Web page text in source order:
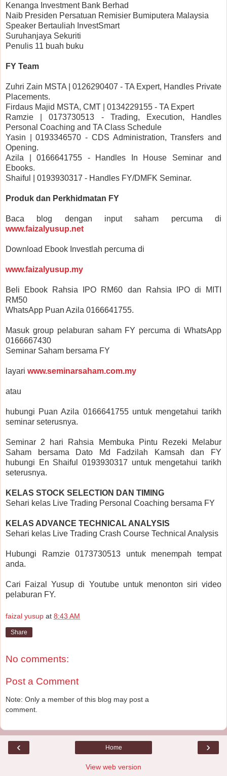
Kenanga Investment Bank Berhad
Naib Presiden Persatuan Remisier Bumiputera Malaysia
Speaker Bertauliah InvestSmart
Suruhanjaya Sekuriti
Penulis 11 buah buku
FY Team
Zuhri Zain MSTA | 0126290407 - TA Expert, Handles Private
Placements.
Firdaus Majid MSTA, CMT | 0134229155 - TA Expert
Ramzie | 0173730513 - Trading, Execution, Handles
Personal Coaching and TA Class Schedule
Yasin | 0193346570 - CDS Administration, Transfers and
Opening.
Azila | 0166641755 - Handles In House Seminar and
Ebooks.
Shaiful | 0193930317 - Handles FY/DMFK Seminar.
Produk dan Perkhidmatan FY
Baca blog dengan input saham percuma di
www.faizalyusup.net
Download Ebook Investlah percuma di
www.faizalyusup.my
Beli Ebook Rahsia IPO RM60 dan Rahsia IPO di MITI
RM50
WhatsApp Puan Azila 0166641755.
Masuk group pelaburan saham FY percuma di WhatsApp
0166667430
Seminar Saham bersama FY
layari www.seminarsaham.com.my
atau
hubungi Puan Azila 0166641755 untuk mengetahui tarikh
seminar seterusnya.
Seminar 2 hari Rahsia Membuka Pintu Rezeki Melabur
Saham bersama Dato Md Fadzilah Kamsah dan FY
hubungi En Shaiful 0193930317 untuk mengetahui tarikh
seterusnya.
KELAS STOCK SELECTION DAN TIMING
Sehari kelas Live Trading Personal Coaching bersama FY
KELAS ADVANCE TECHNICAL ANALYSIS
Sehari kelas Live Trading Crash Course Technical Analysis
Hubungi Ramzie 0173730513 untuk menempah tempat
anda.
Cari Faizal Yusup di Youtube untuk menonton siri video
pelaburan FY.
faizal yusup at 8:43 AM
Share
No comments:
Post a Comment
Note: Only a member of this blog may post a
comment.
‹ ›
Home
View web version